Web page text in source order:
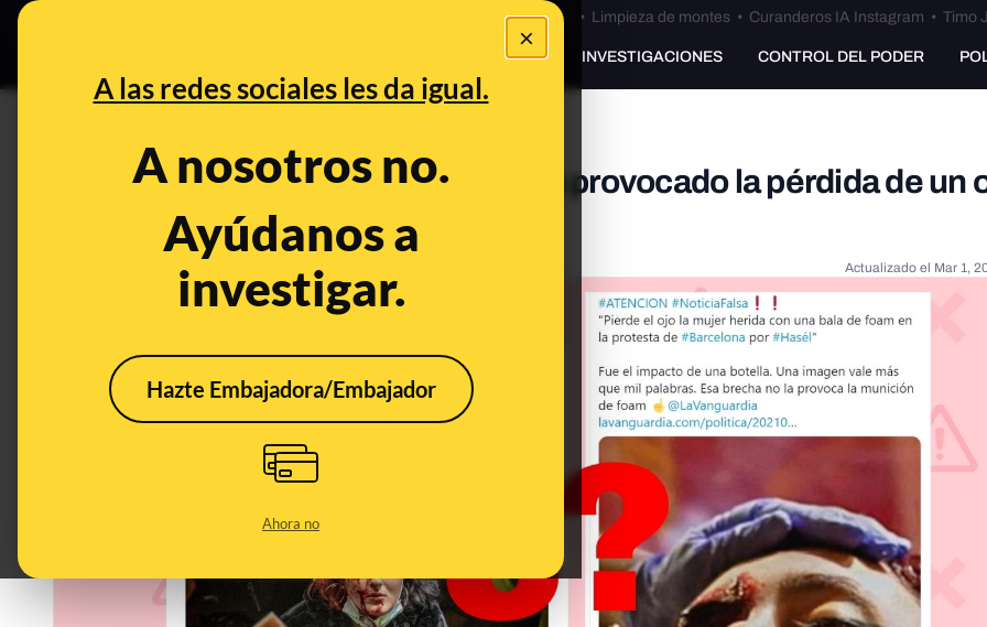
×
A las redes sociales les da igual.
A nosotros no.
Ayúdanos a
investigar.
Hazte Embajadora/Embajador
Ahora no
Bulos Ceuta • Limpieza de montes• Curanderos IA Instagram • Timo
PREBUNKING INVESTIGACIONES CONTROL DEL PODER
¿Qué sabemos del impacto que ha provocado la pérdida de un
una manifestante en Barcelona?
Feb 26, 2021, 9:11:00 AM Actualizado el Mar 1,